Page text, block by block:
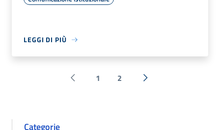
LEGGI DI PIÙ
Pagina precedente
1 2 Successiva »
Categorie